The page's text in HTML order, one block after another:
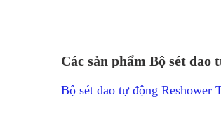
Các sản phẩm Bộ sét dao
Bộ sét dao tự động Reshower